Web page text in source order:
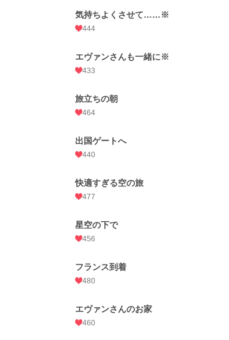
気持ちよくさせて……※
444
エヴァンさんも一緒に※
433
旅立ちの朝
464
出国ゲートへ
440
快適すぎる空の旅
477
星空の下で
456
フランス到着
480
エヴァンさんのお家
460